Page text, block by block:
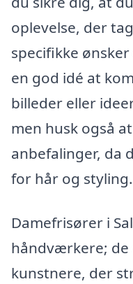
oplevelse, der
specifikke
en god idé at
billeder eller
men husk også
anbefalinger, da
for hår og styling.
Damefrisører i
håndværkere; de
kunstnere, der